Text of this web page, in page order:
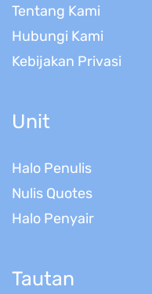
Tentang Kami
Hubungi Kami
Kebijakan Privasi
Unit
Halo Penulis
Nulis Quotes
Halo Penyair
Tautan